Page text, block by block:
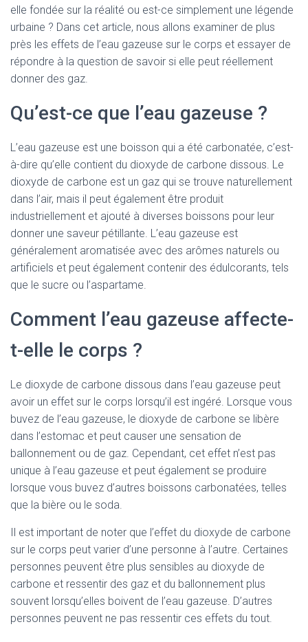
elle fondée sur la réalité ou est-ce simplement une légende
urbaine ? Dans cet article, nous allons examiner de plus
près les effets de l’eau gazeuse sur le corps et essayer de
répondre à la question de savoir si elle peut réellement
donner des gaz.
Qu’est-ce que l’eau gazeuse ?
L’eau gazeuse est une boisson qui a été carbonatée, c’est-
à-dire qu’elle contient du dioxyde de carbone dissous. Le
dioxyde de carbone est un gaz qui se trouve naturellement
dans l’air, mais il peut également être produit
industriellement et ajouté à diverses boissons pour leur
donner une saveur pétillante. L’eau gazeuse est
généralement aromatisée avec des arômes naturels ou
artificiels et peut également contenir des édulcorants, tels
que le sucre ou l’aspartame.
Comment l’eau gazeuse affecte-
t-elle le corps ?
Le dioxyde de carbone dissous dans l’eau gazeuse peut
avoir un effet sur le corps lorsqu’il est ingéré. Lorsque vous
buvez de l’eau gazeuse, le dioxyde de carbone se libère
dans l’estomac et peut causer une sensation de
ballonnement ou de gaz. Cependant, cet effet n’est pas
unique à l’eau gazeuse et peut également se produire
lorsque vous buvez d’autres boissons carbonatées, telles
que la bière ou le soda.
Il est important de noter que l’effet du dioxyde de carbone
sur le corps peut varier d’une personne à l’autre. Certaines
personnes peuvent être plus sensibles au dioxyde de
carbone et ressentir des gaz et du ballonnement plus
souvent lorsqu’elles boivent de l’eau gazeuse. D’autres
personnes peuvent ne pas ressentir ces effets du tout.